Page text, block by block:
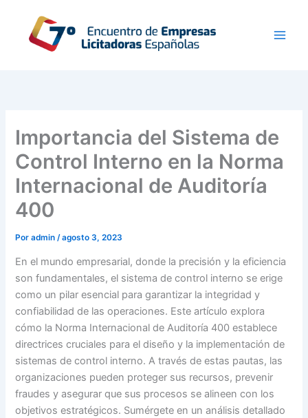
contenido
Importancia del Sistema de
Control Interno en la Norma
Internacional de Auditoría
400
Poradmin /agosto 3, 2023
En el mundo empresarial, donde la precisión y la eficiencia
son fundamentales, el sistema de control interno se erige
como un pilar esencial para garantizar la integridad y
confiabilidad de las operaciones. Este artículo explora
cómo la Norma Internacional de Auditoría 400 establece
directrices cruciales para el diseño y la implementación de
sistemas de control interno. A través de estas pautas, las
organizaciones pueden proteger sus recursos, prevenir
fraudes y asegurar que sus procesos se alineen con los
objetivos estratégicos. Sumérgete en un análisis detallado